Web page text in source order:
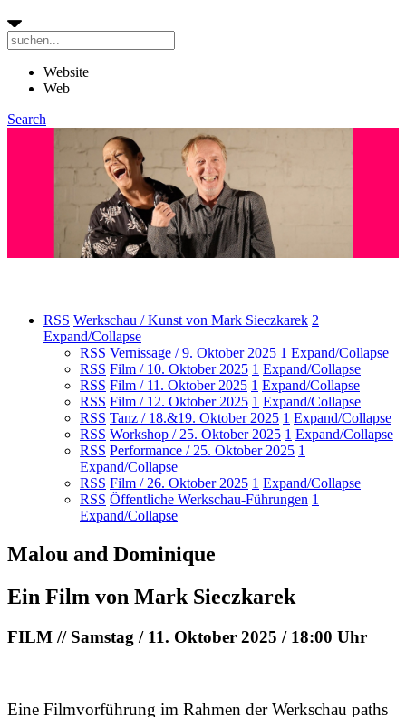
Website
Web
Search
RSS Werkschau / Kunst von Mark Sieczkarek 2
Expand/Collapse
RSS Vernissage / 9. Oktober 2025 1 Expand/Collapse
RSS Film / 10. Oktober 2025 1 Expand/Collapse
RSS Film / 11. Oktober 2025 1 Expand/Collapse
RSS Film / 12. Oktober 2025 1 Expand/Collapse
RSS Tanz / 18.&19. Oktober 2025 1 Expand/Collapse
RSS Workshop / 25. Oktober 2025 1 Expand/Collapse
RSS Performance / 25. Oktober 2025 1
Expand/Collapse
RSS Film / 26. Oktober 2025 1 Expand/Collapse
RSS Öffentliche Werkschau-Führungen 1
Expand/Collapse
Malou and Dominique
Ein Film von Mark Sieczkarek
FILM // Samstag / 11. Oktober 2025 / 18:00 Uhr
Eine Filmvorführung im Rahmen der Werkschau paths